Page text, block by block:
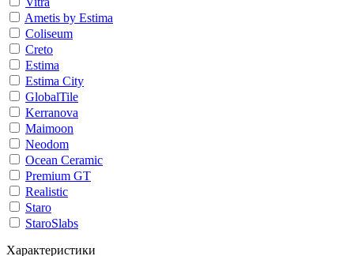
Ametis by Estima
Coliseum
Creto
Estima
Estima City
GlobalTile
Kerranova
Maimoon
Neodom
Ocean Ceramic
Premium GT
Realistic
Staro
StaroSlabs
Характеристики